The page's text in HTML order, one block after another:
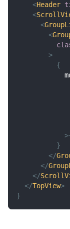
<Header
<
<
<
>
{
>
}
</
</
</
</TopView>
}